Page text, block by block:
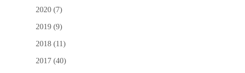
2020 (7)
2019 (9)
2018 (11)
2017 (40)